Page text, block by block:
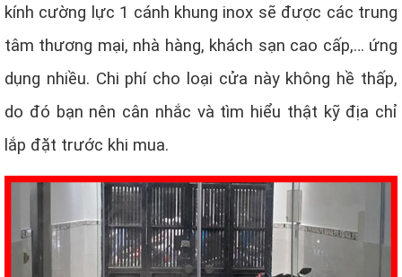
kính cường lực 1 cánh khung inox sẽ được các trung
tâm thương mại, nhà hàng, khách sạn cao cấp,… ứng
dụng nhiều. Chi phí cho loại cửa này không hề thấp,
do đó bạn nên cân nhắc và tìm hiểu thật kỹ địa chỉ
lắp đặt trước khi mua.